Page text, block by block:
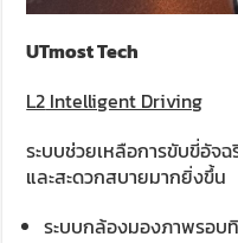
UTmost Tech
L2 Intelligent Driving
ระบบช่วยเหลือการขับขี่อัจ
และสะดวกสบายมากยิ่งขึ้น
ระบบกล้องมองภาพรอบ